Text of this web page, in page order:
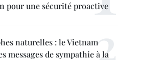
pour une sécurité proactive
naturelles : le Vietnam
messages de sympathie à la